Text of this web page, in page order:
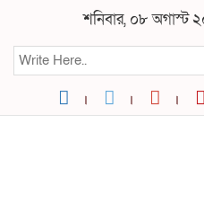
শনিবার, ০৮ অগাস্ট